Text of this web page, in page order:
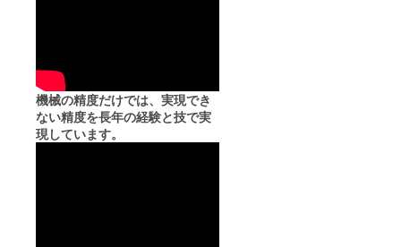
機械の精度だけでは、実現でき
ない精度を長年の経験と技で実
現しています。